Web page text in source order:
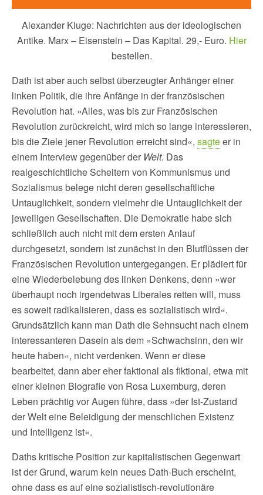
Alexander Kluge: Nachrichten aus der ideologischen
Antike. Marx – Eisenstein – Das Kapital. 29,- Euro. Hier
bestellen.
Dath ist aber auch selbst überzeugter Anhänger einer
linken Politik, die ihre Anfänge in der französischen
Revolution hat. »Alles, was bis zur Französischen
Revolution zurückreicht, wird mich so lange interessieren,
bis die Ziele jener Revolution erreicht sind«, sagteer in
einem Interview gegenüber der Welt. Das
realgeschichtliche Scheitern von Kommunismus und
Sozialismus belege nicht deren gesellschaftliche
Untauglichkeit, sondern vielmehr die Untauglichkeit der
jeweiligen Gesellschaften. Die Demokratie habe sich
schließlich auch nicht mit dem ersten Anlauf
durchgesetzt, sondern ist zunächst in den Blutflüssen der
Französischen Revolution untergegangen. Er plädiert für
eine Wiederbelebung des linken Denkens, denn »wer
überhaupt noch irgendetwas Liberales retten will, muss
es soweit radikalisieren, dass es sozialistisch wird«.
Grundsätzlich kann man Dath die Sehnsucht nach einem
interessanteren Dasein als dem »Schwachsinn, den wir
heute haben«, nicht verdenken. Wenn er diese
bearbeitet, dann aber eher faktional als fiktional, etwa mit
einer kleinen Biografie von Rosa Luxemburg, deren
Leben prächtig vor Augen führe, dass »der Ist-Zustand
der Welt eine Beleidigung der menschlichen Existenz
und Intelligenz ist«.
Daths kritische Position zur kapitalistischen Gegenwart
ist der Grund, warum kein neues Dath-Buch erscheint,
ohne dass es auf eine sozialistisch-revolutionäre